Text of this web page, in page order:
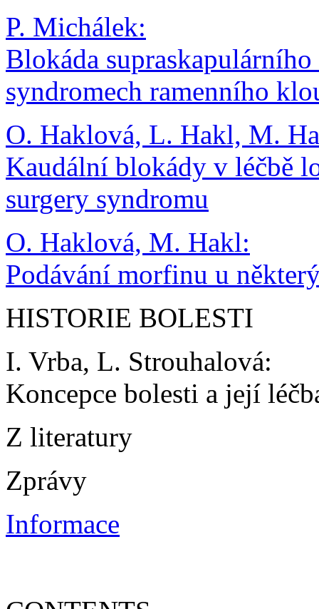
P. Michálek:
Blokáda
syndromech ramenního
O. Haklová, L. Hakl, M.
Kaudální blokády v léčbě
surgery syndromu
O. Haklová, M. Hakl:
Podávání morfinu u
HISTORIE BOLESTI
I. Vrba, L. Strouhalová:
Koncepce bolesti a její
Z literatury
Zprávy
Informace